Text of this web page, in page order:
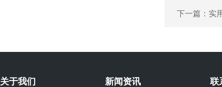
下一篇： 实
关于我们 新闻资讯 联